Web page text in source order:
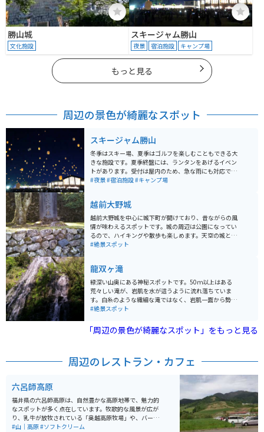
勝山城
文化施設
スキージャム勝山
夜景 宿泊施設 キャンプ場
もっと見る
周辺の景色が綺麗なスポット
スキージャム勝山
冬季はスキー場、夏季はゴルフを楽しむこともできる大
きな施設です。夏季終盤には、ランタンをあげるイベン
トがあります。受付は屋内のため、急な雨にも対応でき
ます。また、施設内にはサーティワンアイスクリームな
#夜景#宿泊施設#キャンプ場
越前大野城
越前大野城を中心に城下町が開けており、昔ながらの風
情が味わえるスポットです。城の周辺は公園になってい
るので、ハイキングや散歩も楽しめます。天空の城とし
ても有名で景色が綺麗です。駐車場も無料で、トイレや
#絶景スポット
龍双ヶ滝
緑深い山奥にある神秘スポットです。50ｍ以上はある
荒々しい滝が、岩肌を水が這うように流れ落ちていま
す。白糸のような繊細な滝ではなく、岩肌一面から勢い
よく流れ落ちてくるので、轟音とともに圧倒されます。
#絶景スポット
「周辺の景色が綺麗なスポット」をもっと見る
周辺のレストラン・カフェ
六呂師高原
福井県の六呂師高原は、自然豊かな高原地帯で、魅力的
なスポットが多く点在しています。牧歌的な風景が広が
り、乳牛が放牧されている「奥越高原牧場」や、バーベ
キューを楽しめる「円山公園」などがあります。複数人
#山｜高原#ソフトクリーム